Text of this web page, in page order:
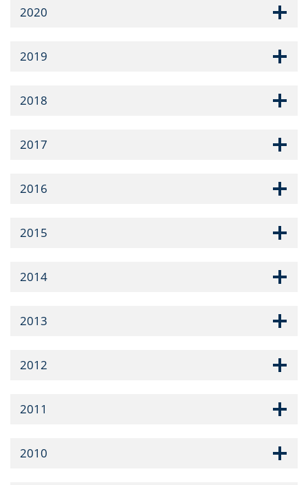
2020
2019
2018
2017
2016
2015
2014
2013
2012
2011
2010